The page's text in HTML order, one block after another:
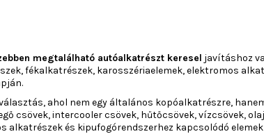
megtalálható autóalkatrészt keresel javításhoz
fékalkatrészek, karosszériaelemek, elektromos
ahol nem egy általános kopóalkatrészre,
csövek, intercooler csövek, hűtőcsövek, vízcsövek,
alkatrészek és kipufogórendszerhez kapcsolódó elemek